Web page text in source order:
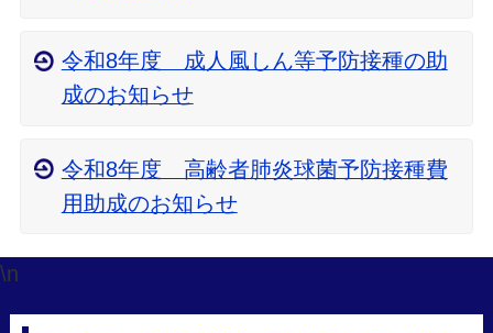
令和8年度 成人風しん等予防接種の助
成のお知らせ
令和8年度 高齢者肺炎球菌予防接種費
用助成のお知らせ
\n